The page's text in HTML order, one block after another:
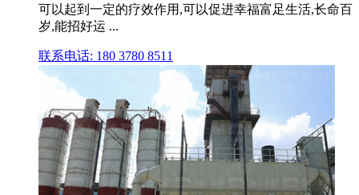
可以起到一定的疗效作用,可以促进幸福富足生活,长命百
岁,能招好运 ...
联系电话: 180 3780 8511